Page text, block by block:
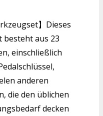
】Dieses
besteht aus 23
einschließlich
anderen
die den üblichen
decken